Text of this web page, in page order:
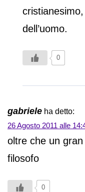
dell’uomo.
0
gabriele ha detto:
26 Agosto 2011 alle
oltre che un
filosofo
0